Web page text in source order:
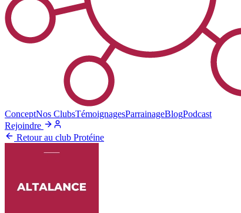
ConceptNos ClubsTémoignagesParrainageBlogPodcast
Rejoindre
Retour au club Protéine